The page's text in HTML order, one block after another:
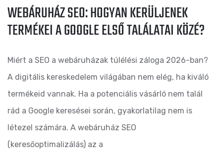
WEBÁRUHÁZ SEO: HOGYAN KERÜLJENEK
TERMÉKEI A GOOGLE ELSŐ TALÁLATAI KÖZÉ?
Miért a SEO a webáruházak túlélési záloga 2026-ban?
A digitális kereskedelem világában nem elég, ha kiváló
termékeid vannak. Ha a potenciális vásárló nem talál
rád a Google keresései során, gyakorlatilag nem is
létezel számára. A webáruház SEO
(keresőoptimalizálás) az a